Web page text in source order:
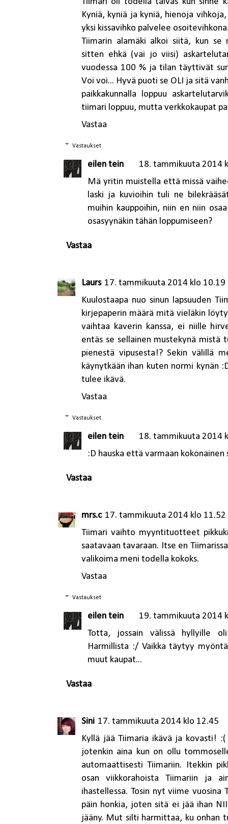
Kyniä, kyniä ja kyniä, hienoja
yksi kissavihko palvelee
Tiimarin alamäki alkoi siitä, kun se
sitten ehkä (vai jo viisi)
vuodessa 100 % ja tilan täyttivät
Voi voi... Hyvä puoti se OLI ja sitä
paikkakunnalla loppuu
tiimari loppuu, mutta verkkokaupat
Vastaa
Vastaukset
eilen tein
18. tammikuuta 2014
Mä yritin muistella että missä
laski ja kuvioihin tuli ne
muihin kauppoihin, niin en niin
osasyynäkin tähän loppumiseen?
Vastaa
Laurs 17. tammikuuta 2014 klo 10.19
Kuulostaapa nuo sinun lapsuuden
kirjepaperin määrä mitä vieläkin
vaihtaa kaverin kanssa, ei niille
entäs se sellainen mustekynä mistä
pienestä vipusesta!? Sekin välillä
käynytkään ihan kuten normi kynän
tulee ikävä.
Vastaa
Vastaukset
eilen tein
18. tammikuuta 2014
:D hauska että varmaan
Vastaa
mrs.c 17. tammikuuta 2014 klo 11.52
Tiimari vaihto myyntituotteet
saatavaan tavaraan. Itse en
valikoima meni todella kokoks.
Vastaa
Vastaukset
eilen tein
19. tammikuuta 2014
Totta, jossain välissä hyllyille
Harmillista :/ Vaikka täytyy
muut kaupat...
Vastaa
Sini 17. tammikuuta 2014 klo 12.45
Kyllä jää Tiimaria ikävä ja kovasti!
jotenkin aina kun on ollu
automaattisesti Tiimariin. Itekkin
osan viikkorahoista Tiimariin ja
ihastellessa. Tosin nyt viime
päin honkia, joten sitä ei jää ihan
jääny. Mut silti harmittaa, ku onhan